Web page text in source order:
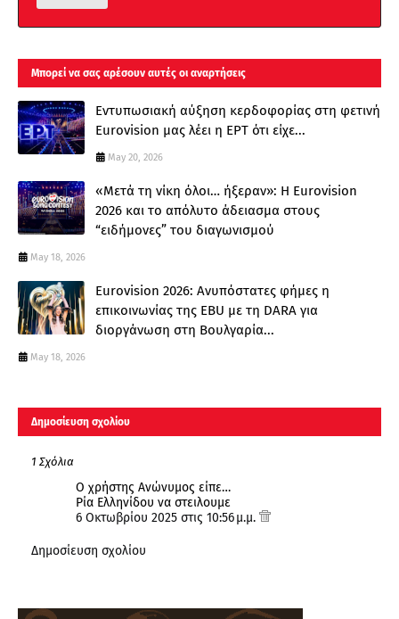
Μπορεί να σας αρέσουν αυτές οι αναρτήσεις
Εντυπωσιακή αύξηση κερδοφορίας στη φετινή
Eurovision μας λέει η ΕΡΤ ότι είχε...
May 20, 2026
«Μετά τη νίκη όλοι… ήξεραν»: Η Eurovision
2026 και το απόλυτο άδειασμα στους
“ειδήμονες” του διαγωνισμού
May 18, 2026
Eurovision 2026: Ανυπόστατες φήμες η
επικοινωνίας της EBU με τη DARA για
διοργάνωση στη Βουλγαρία...
May 18, 2026
Δημοσίευση σχολίου
1 Σχόλια
Ο χρήστης Ανώνυμος είπε…
Ρία Ελληνίδου να στειλουμε
6 Οκτωβρίου 2025 στις 10:56 μ.μ.
Δημοσίευση σχολίου